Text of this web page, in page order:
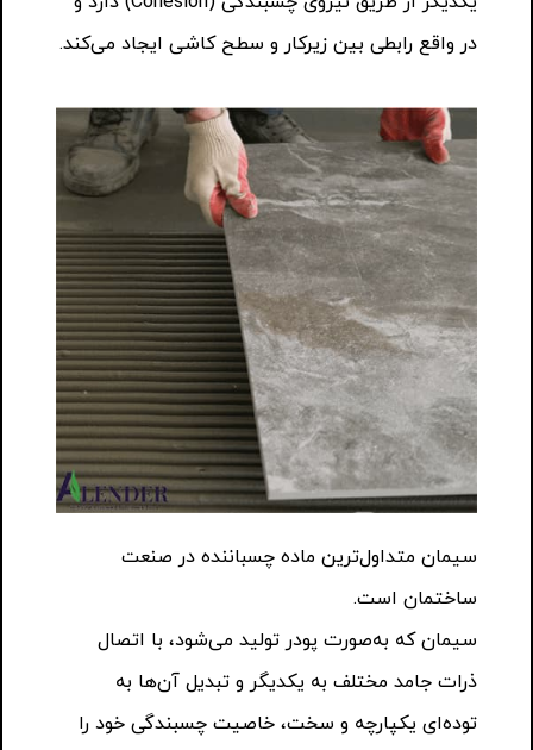
در واقع رابطی بین زیرکار و سطح کاشی ایجاد می‌کند.
سیمان متداول‌ترین ماده چسباننده در صنعت
ساختمان است.
سیمان که به‌صورت پودر تولید می‌شود، با اتصال
ذرات جامد مختلف به یکدیگر و تبدیل آن‌ها به
توده‌ای یکپارچه و سخت، خاصیت چسبندگی خود را